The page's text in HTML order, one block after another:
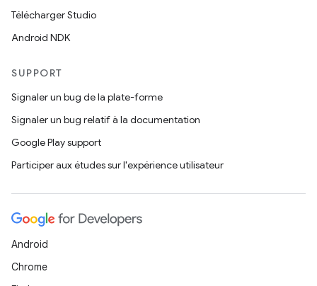
Télécharger Studio
Android NDK
SUPPORT
Signaler un bug de la plate-forme
Signaler un bug relatif à la documentation
Google Play support
Participer aux études sur l'expérience utilisateur
Android
Chrome